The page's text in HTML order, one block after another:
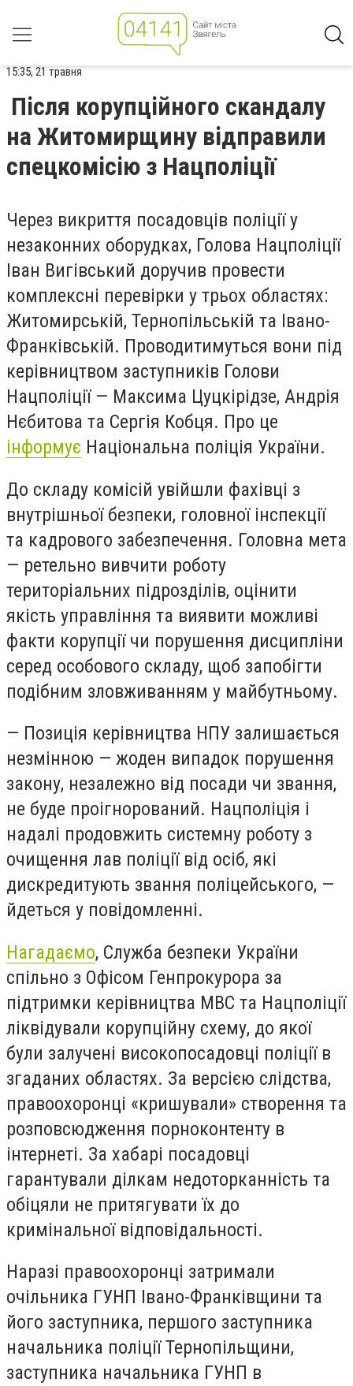
15:35, 21 травня
Після корупційного скандалу
на Житомирщину відправили
спецкомісію з Нацполіції
Через викриття посадовців поліції у
незаконних оборудках, Голова Нацполіції
Іван Вигівський доручив провести
комплексні перевірки у трьох областях:
Житомирській, Тернопільській та Івано-
Франківській. Проводитимуться вони під
керівництвом заступників Голови
Нацполіції — Максима Цуцкірідзе, Андрія
Нєбитова та Сергія Кобця. Про це
інформує Національна поліція України.
До складу комісій увійшли фахівці з
внутрішньої безпеки, головної інспекції
та кадрового забезпечення. Головна мета
— ретельно вивчити роботу
територіальних підрозділів, оцінити
якість управління та виявити можливі
факти корупції чи порушення дисципліни
серед особового складу, щоб запобігти
подібним зловживанням у майбутньому.
— Позиція керівництва НПУ залишається
незмінною — жоден випадок порушення
закону, незалежно від посади чи звання,
не буде проігнорований. Нацполіція і
надалі продовжить системну роботу з
очищення лав поліції від осіб, які
дискредитують звання поліцейського, —
йдеться у повідомленні.
Нагадаємо, Служба безпеки України
спільно з Офісом Генпрокурора за
підтримки керівництва МВС та Нацполіції
ліквідували корупційну схему, до якої
були залучені високопосадовці поліції в
згаданих областях. За версією слідства,
правоохоронці «кришували» створення та
розповсюдження порноконтенту в
інтернеті. За хабарі посадовці
гарантували ділкам недоторканність та
обіцяли не притягувати їх до
кримінальної відповідальності.
Наразі правоохоронці затримали
очільника ГУНП Івано-Франківщини та
його заступника, першого заступника
начальника поліції Тернопільщини,
заступника начальника ГУНП в